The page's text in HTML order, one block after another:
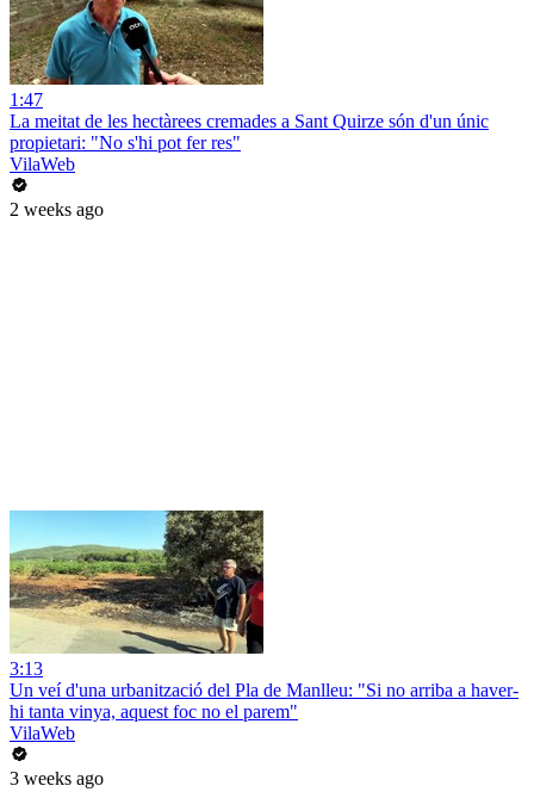
1:47
La meitat de les hectàrees cremades a Sant Quirze són d'un únic
propietari: "No s'hi pot fer res"
VilaWeb
2 weeks ago
3:13
Un veí d'una urbanització del Pla de Manlleu: "Si no arriba a haver-
hi tanta vinya, aquest foc no el parem"
VilaWeb
3 weeks ago